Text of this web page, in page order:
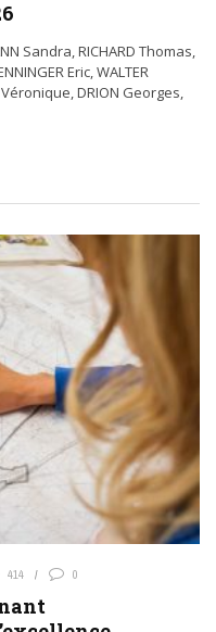
Sandra, RICHARD Thomas,
Eric, WALTER
Véronique, DRION Georges,
414 0